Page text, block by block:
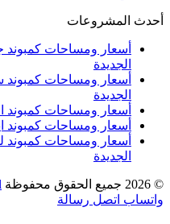
أحدث المشروعات
أسعار ومساحات كمبوند
الجديدة
أسعار ومساحات كمبوند
الجديدة
أسعار ومساحات كمبوند
أسعار ومساحات كمبوند
أسعار ومساحات كمبوند
الجديدة
© 2026 جميع الحقوق محفوظة
واتساب اتصل رسالة